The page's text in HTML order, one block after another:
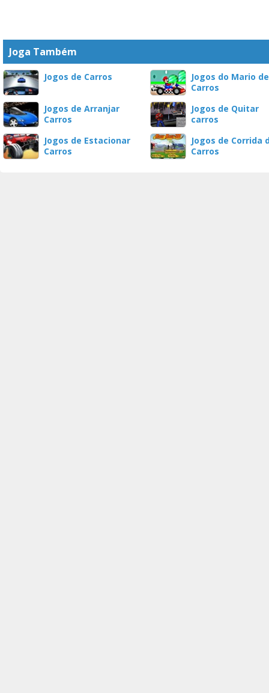
Joga Também
Jogos de Carros
Jogos do Mario de
Carros
Jogos de Arranjar
Carros
Jogos de Quitar
carros
Jogos de Estacionar
Carros
Jogos de Corrida
Carros